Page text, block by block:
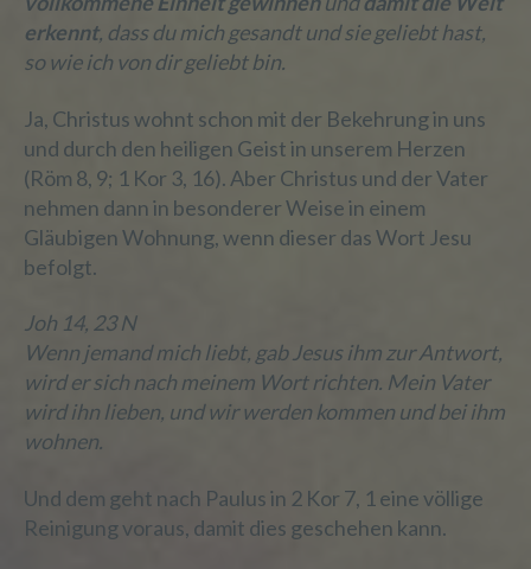
erkennt, dass du mich gesandt und sie geliebt hast,
so wie ich von dir geliebt bin.
Ja, Christus wohnt schon mit der Bekehrung in uns
und durch den heiligen Geist in unserem Herzen
(Röm 8, 9; 1 Kor 3, 16). Aber Christus und der Vater
nehmen dann in besonderer Weise in einem
Gläubigen Wohnung, wenn dieser das Wort Jesu
befolgt.
Joh 14, 23 N
Wenn jemand mich liebt, gab Jesus ihm zur Antwort,
wird er sich nach meinem Wort richten. Mein Vater
wird ihn lieben, und wir werden kommen und bei ihm
wohnen.
Und dem geht nach Paulus in 2 Kor 7, 1 eine völlige
Reinigung voraus, damit dies geschehen kann.
ohne Hinzuziehung zusätzlicher
Informationen nicht mehr einer
spezifischen betroffenen Person
zugeordnet werden können, sofern diese
aufbewahrt werden und technischen und
organisatorischen Maßnahmen
unterliegen, die gewährleisten, dass die
personenbezogenen Daten nicht einer
identifizierten oder identifizierbaren
natürlichen Person zugewiesen werden.
g) Verantwortlicher oder für die
Verarbeitung Verantwortlicher
Verantwortlicher oder für die Verarbeitung
oder andere Stelle, die allein oder
gemeinsam mit anderen über die Zwecke